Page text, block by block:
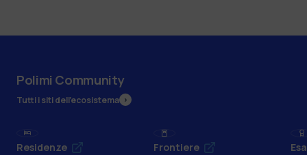
Polimi Community
Tutti i siti dell’ecosistema
Residenze Frontiere